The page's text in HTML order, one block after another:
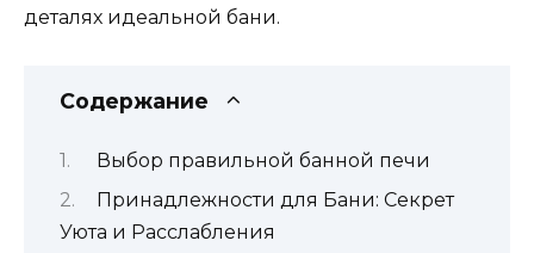
деталях идеальной бани.
Содержание
Выбор правильной банной печи
Принадлежности для Бани: Секрет
Уюта и Расслабления